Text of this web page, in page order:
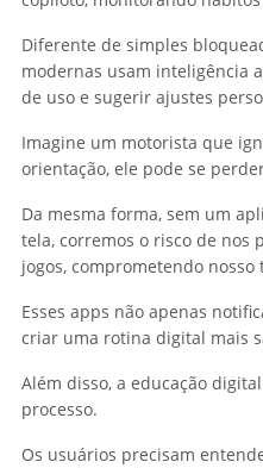
Diferente de simples
modernas usam inteligência
de uso e sugerir ajustes
Imagine um motorista que
orientação, ele pode se
Da mesma forma, sem um
tela, corremos o risco de nos
jogos, comprometendo nosso
Esses apps não apenas
criar uma rotina digital mais
Além disso, a educação
processo.
Os usuários precisam